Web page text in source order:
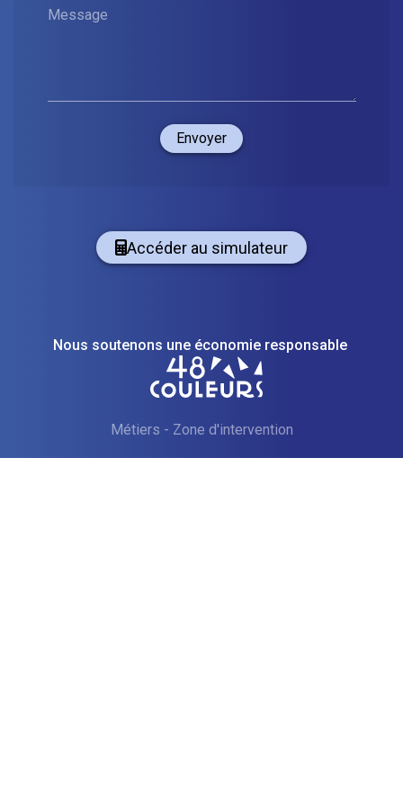
Message
Envoyer
Accéder au simulateur
Nous soutenons une économie responsable
Métiers - Zone d'intervention